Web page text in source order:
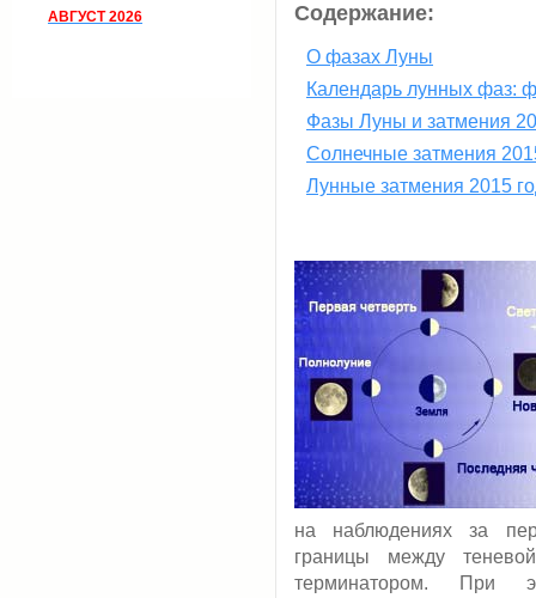
АВГУСТ 2026
Содержание:
О фазах Луны
Календарь лунных фаз:
Фазы Луны и затмения
Солнечные затмения
Лунные затмения 2015
на наблюдениях за
границы между
терминатором. При